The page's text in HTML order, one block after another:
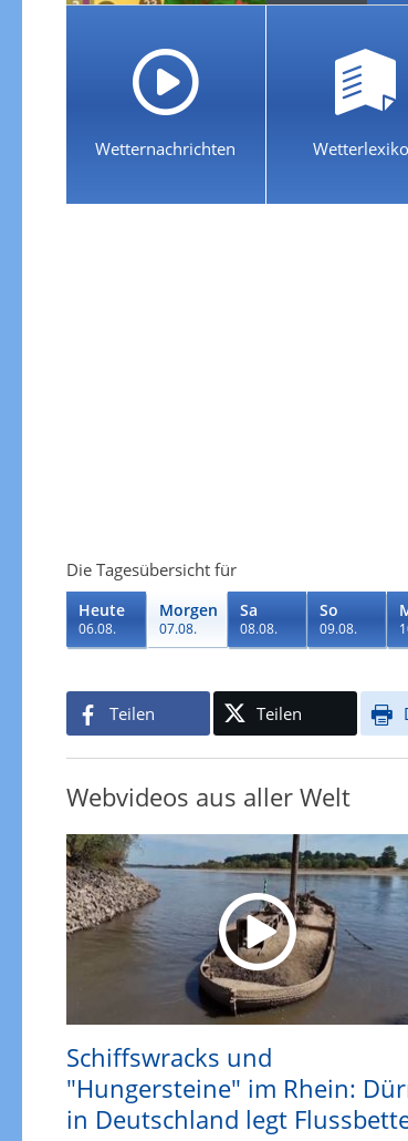
Wetternachrichten
Die Tagesübersicht für
Heute
06.08.
Morgen
07.08.
Sa
08.08.
So
09.08.
Teilen Teilen
Webvideos aus aller Welt
Schiffswracks und
"Hungersteine" im Rhein:
in Deutschland legt